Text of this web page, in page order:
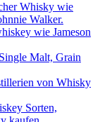
Whisky wie
Walker.
wie Jameson
Malt, Grain
von Whisky
Sorten,